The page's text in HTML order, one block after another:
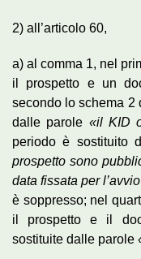
2) all’articolo 60,
a) al comma 1, nel
il prospetto e un
secondo lo schema 2
dalle parole «il KID
periodo è sostituito
prospetto sono
data fissata per
è soppresso; nel
il prospetto e il
sostituite dalle parole